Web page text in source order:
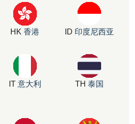
HK 香港 ID 印度尼西亚
IT 意大利 TH 泰国